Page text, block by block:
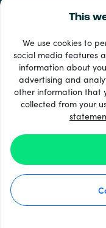
This
We use cookies to
social media features
information about
advertising and
other information that
collected from your
Warunki ogólne
Oświadczenie
Oświadczenie